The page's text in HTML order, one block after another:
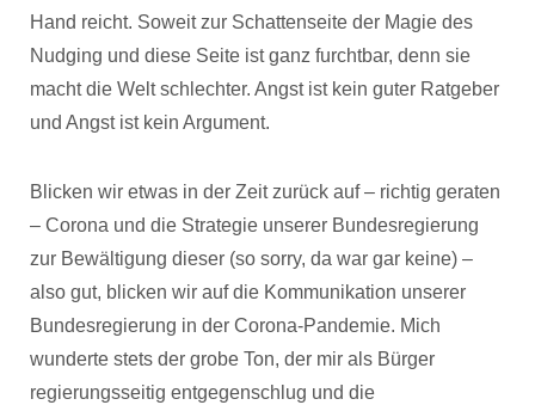
Hand reicht. Soweit zur Schattenseite der Magie des
Nudging und diese Seite ist ganz furchtbar, denn sie
macht die Welt schlechter. Angst ist kein guter Ratgeber
und Angst ist kein Argument.
Blicken wir etwas in der Zeit zurück auf – richtig geraten
– Corona und die Strategie unserer Bundesregierung
zur Bewältigung dieser (so sorry, da war gar keine) –
also gut, blicken wir auf die Kommunikation unserer
Bundesregierung in der Corona-Pandemie. Mich
wunderte stets der grobe Ton, der mir als Bürger
regierungsseitig entgegenschlug und die